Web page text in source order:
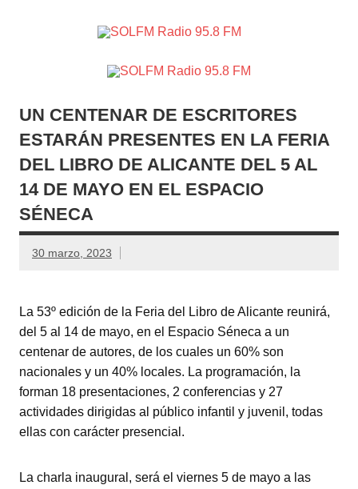
Crevillente, Radio en Vega Baja y Radio en el Medio
Vinalopó
UN CENTENAR DE ESCRITORES
ESTARÁN PRESENTES EN LA FERIA
DEL LIBRO DE ALICANTE DEL 5 AL
14 DE MAYO EN EL ESPACIO
SÉNECA
30 marzo, 2023
La 53º edición de la Feria del Libro de Alicante reunirá,
del 5 al 14 de mayo, en el Espacio Séneca a un
centenar de autores, de los cuales un 60% son
nacionales y un 40% locales. La programación, la
forman 18 presentaciones, 2 conferencias y 27
actividades dirigidas al público infantil y juvenil, todas
ellas con carácter presencial.
La charla inaugural, será el viernes 5 de mayo a las